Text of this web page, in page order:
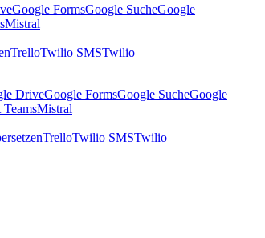
Google FormsGoogle SucheGoogle
Mistral
TrelloTwilio SMSTwilio
DriveGoogle FormsGoogle SucheGoogle
Mistral
TrelloTwilio SMSTwilio